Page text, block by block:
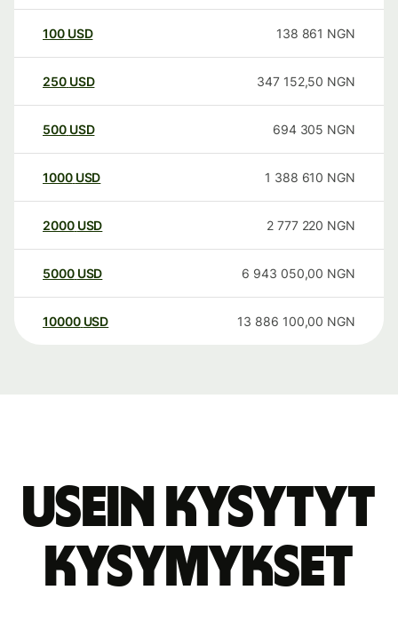
100 USD 138 861 NGN
250 USD 347 152,50 NGN
500 USD 694 305 NGN
1000 USD 1 388 610 NGN
2000 USD 2 777 220 NGN
5000 USD 6 943 050,00 NGN
10000 USD 13 886 100,00 NGN
Usein kysytyt
kysymykset